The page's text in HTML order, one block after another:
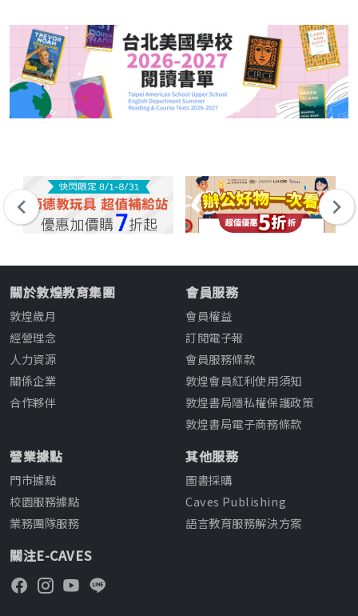
關於敦煌教育集團
敦煌歲月
經營理念
人力資源
關係企業
合作夥伴
會員服務
會員權益
訂閱電子報
會員服務條款
敦煌會員紅利使用須知
敦煌書局隱私權保護政策
敦煌書局電子商務條款
營業據點
門市據點
校園服務據點
業務團隊服務
其他服務
圖書採購
Caves Publishing
語言教育服務解決方案
關注E-CAVES